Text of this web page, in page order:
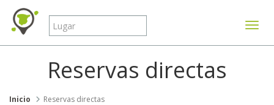
Reservas directas
Inicio Reservas directas